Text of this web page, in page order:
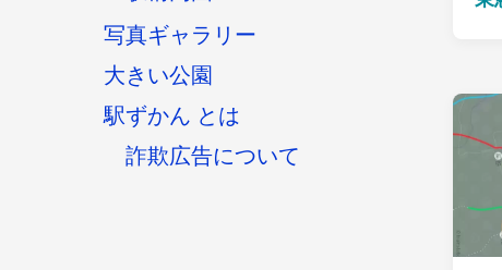
写真ギャラリー
大きい公園
駅ずかん とは
詐欺広告について